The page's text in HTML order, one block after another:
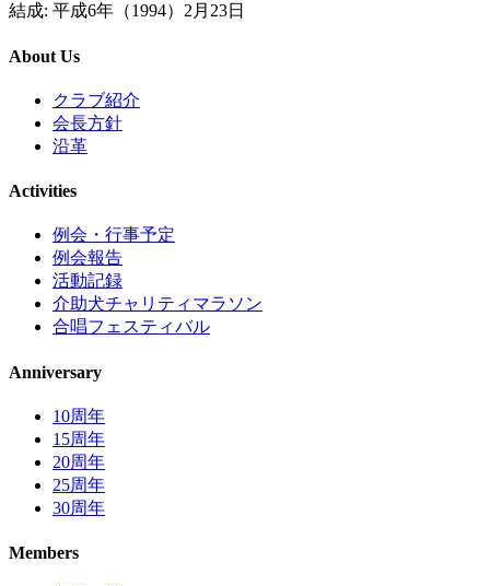
結成: 平成6年（1994）2月23日
About Us
クラブ紹介
会長方針
沿革
Activities
例会・行事予定
例会報告
活動記録
介助犬チャリティマラソン
合唱フェスティバル
Anniversary
10周年
15周年
20周年
25周年
30周年
Members